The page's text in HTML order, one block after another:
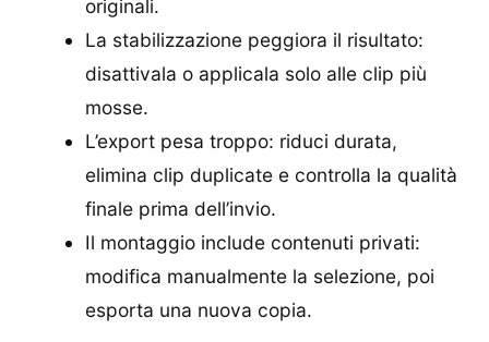
originali.
La stabilizzazione peggiora il risultato:
disattivala o applicala solo alle clip più
mosse.
L’export pesa troppo: riduci durata,
elimina clip duplicate e controlla la qualità
finale prima dell’invio.
Il montaggio include contenuti privati:
modifica manualmente la selezione, poi
esporta una nuova copia.